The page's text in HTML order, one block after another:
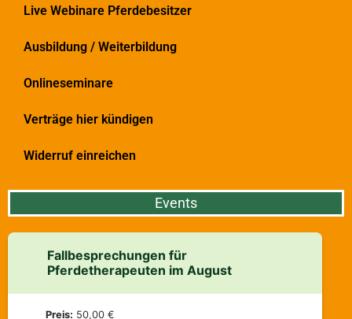
Live Webinare Pferdebesitzer
Ausbildung / Weiterbildung
Onlineseminare
Verträge hier kündigen
Widerruf einreichen
Events
Fallbesprechungen für
Pferdetherapeuten im August
Preis: 50,00 €